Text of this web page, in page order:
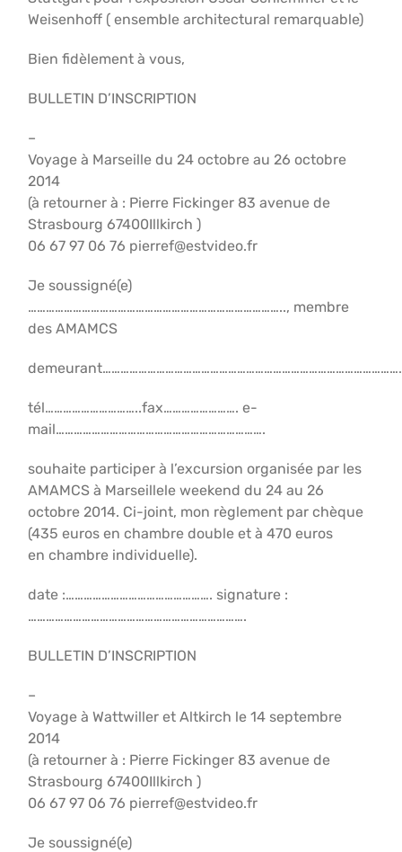
Weisenhoff ( ensemble architectural remarquable)
Bien fidèlement à vous,
BULLETIN D’INSCRIPTION
–
Voyage à Marseille du 24 octobre au 26 octobre
2014
(à retourner à : Pierre Fickinger 83 avenue de
Strasbourg 67400Illkirch )
06 67 97 06 76 pierref@estvideo.fr
Je soussigné(e)
………………………………………………………………………….., membre
des AMAMCS
tél…………………………..fax……………………. e-
mail…………………………………………………………….
souhaite participer à l’excursion organisée par les
AMAMCS à Marseillele weekend du 24 au 26
octobre 2014. Ci-joint, mon règlement par chèque
(435 euros en chambre double et à 470 euros
en chambre individuelle).
date :…………………………………………. signature :
……………………………………………………………….
BULLETIN D’INSCRIPTION
–
Voyage à Wattwiller et Altkirch le 14 septembre
2014
(à retourner à : Pierre Fickinger 83 avenue de
Strasbourg 67400Illkirch )
06 67 97 06 76 pierref@estvideo.fr
Je soussigné(e)